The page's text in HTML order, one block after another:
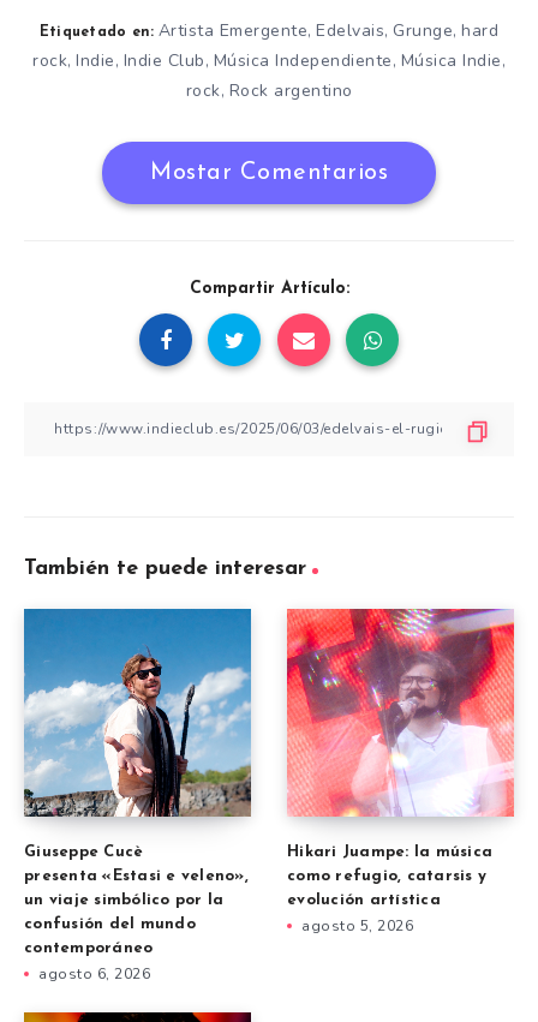
Etiquetado en: Artista Emergente,Edelvais, Grunge,hard
rock, Indie, Indie Club, Música Independiente, Música Indie,
rock, Rock argentino
Mostar Comentarios
Compartir Artículo:
También te puede interesar
Giuseppe Cucè
presenta «Estasi e veleno»,
un viaje simbólico por la
confusión del mundo
contemporáneo
agosto 6, 2026
Hikari Juampe: la música
como refugio, catarsis y
evolución artística
agosto 5, 2026